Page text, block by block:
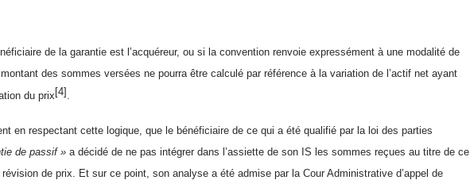
de la garantie est l’acquéreur, ou si la convention renvoie expressément à une modalité de
des sommes versées ne pourra être calculé par référence à la variation de l’actif net ayant
du prix [4] .
en respectant cette logique, que le bénéficiaire de ce qui a été qualifié par la loi des parties
de passif » a décidé de ne pas intégrer dans l’assiette de son IS les sommes reçues au titre de ce
révision de prix. Et sur ce point, son analyse a été admise par la Cour Administrative d’appel de